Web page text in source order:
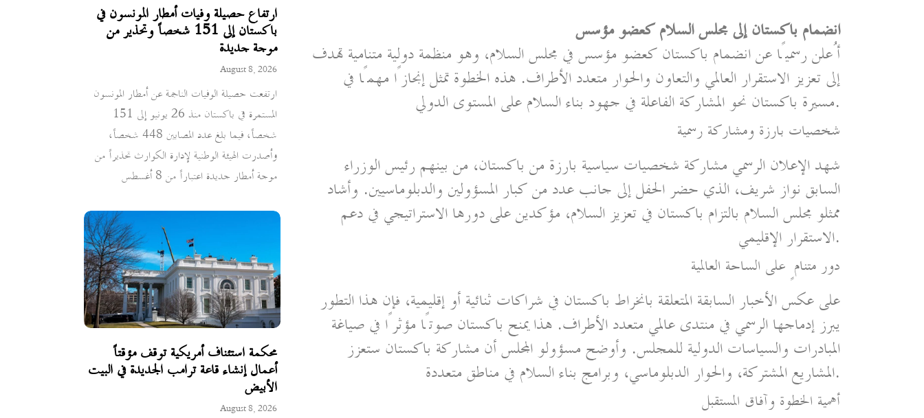
ارتفاع حصيلة وفيات أمطار المونسون في
باكستان إلى 151 شخصاً وتحذير من
موجة جديدة
August 8, 2026
ارتفعت حصيلة الوفيات الناجمة عن أمطار المونسون
المستمرة في باكستان منذ 26 يونيو إلى 151
شخصاً، فيما بلغ عدد المصابين 448 شخصاً،
وأصدرت الهيئة الوطنية لإدارة الكوارث تحذيراً من
موجة أمطار جديدة اعتباراً من 8 أغسطس
محكمة استئناف أمريكية توقف مؤقتاً
أعمال إنشاء قاعة ترامب الجديدة في البيت
الأبيض
August 8, 2026
انضمام باكستان إلى مجلس السلام كعضو مؤسس
أُعلن رسميًا عن انضمام باكستان كعضو مؤسس في مجلس السلام، وهو منظمة دولية متنامية تهدف
إلى تعزيز الاستقرار العالمي والتعاون والحوار متعدد الأطراف. هذه الخطوة تمثل إنجازًا مهمًا في
مسيرة باكستان نحو المشاركة الفاعلة في جهود بناء السلام على المستوى الدولي.
شخصيات بارزة ومشاركة رسمية
شهد الإعلان الرسمي مشاركة شخصيات سياسية بارزة من باكستان، من بينهم رئيس الوزراء
السابق نواز شريف، الذي حضر الحفل إلى جانب عدد من كبار المسؤولين والدبلوماسيين. وأشاد
ممثلو مجلس السلام بالتزام باكستان في تعزيز السلام، مؤكدين على دورها الاستراتيجي في دعم
الاستقرار الإقليمي.
دور متنامٍ على الساحة العالمية
على عكس الأخبار السابقة المتعلقة بانخراط باكستان في شراكات ثنائية أو إقليمية، فإن هذا التطور
يبرز إدماجها الرسمي في منتدى عالمي متعدد الأطراف. هذا يمنح باكستان صوتًا مؤثرًا في صياغة
المبادرات والسياسات الدولية للمجلس. وأوضح مسؤولو المجلس أن مشاركة باكستان ستعزز
المشاريع المشتركة، والحوار الدبلوماسي، وبرامج بناء السلام في مناطق متعددة.
أهمية الخطوة وآفاق المستقبل